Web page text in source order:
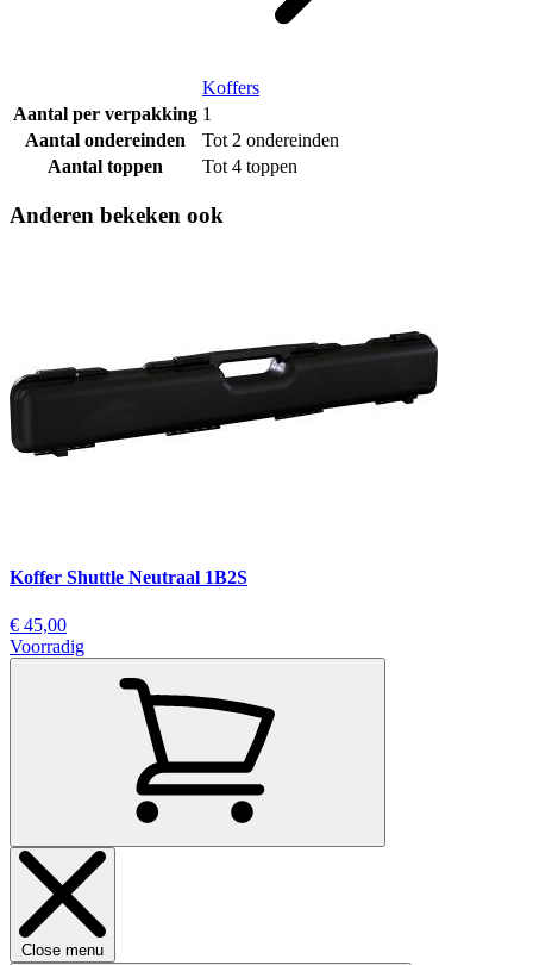
Koffers
Aantal per verpakking 1
Aantal ondereinden
Tot 2 ondereinden
Aantal toppen
Tot 4 toppen
Anderen bekeken ook
Koffer Shuttle Neutraal 1B2S
€ 45,00
Voorradig
Close menu